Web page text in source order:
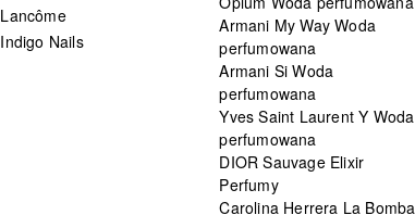
Lancôme
Indigo Nails
Armani My Way Woda
perfumowana
Armani Si Woda
perfumowana
Yves Saint Laurent Y Woda
perfumowana
DIOR Sauvage Elixir
Perfumy
Carolina Herrera La Bomba